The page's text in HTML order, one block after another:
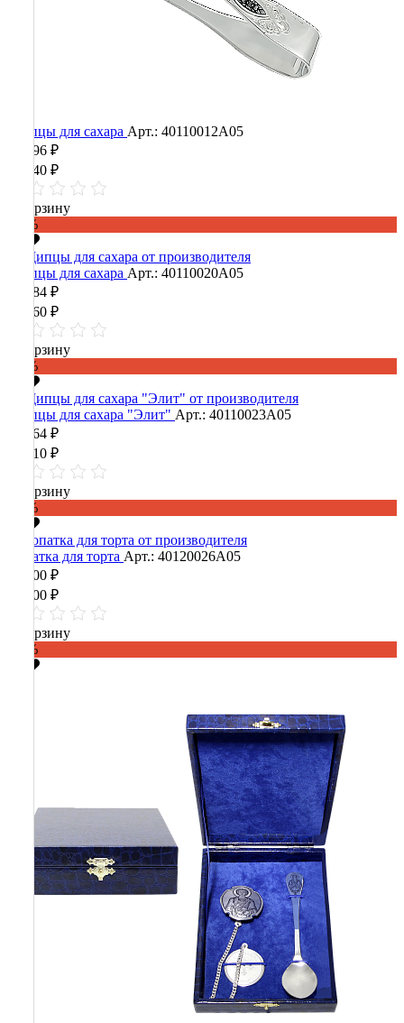
Щипцы для сахара Арт.: 40110012А05
16 896 ₽
42 240 ₽
В корзину
-60%
Щипцы для сахара Арт.: 40110020А05
14 784 ₽
36 960 ₽
В корзину
-60%
Щипцы для сахара "Элит" Арт.: 40110023А05
13 364 ₽
33 410 ₽
В корзину
-60%
Лопатка для торта Арт.: 40120026А05
22 800 ₽
57 000 ₽
В корзину
-60%